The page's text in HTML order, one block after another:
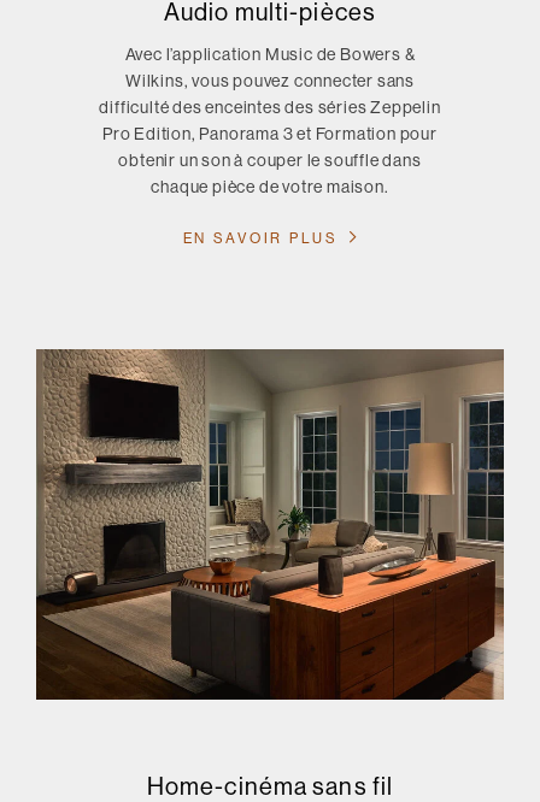
Audio multi-pièces
Avec l’application Music de Bowers &
Wilkins, vous pouvez connecter sans
difficulté des enceintes des séries Zeppelin
Pro Edition, Panorama 3 et Formation pour
obtenir un son à couper le souffle dans
chaque pièce de votre maison.
EN SAVOIR PLUS
Home-cinéma sans fil